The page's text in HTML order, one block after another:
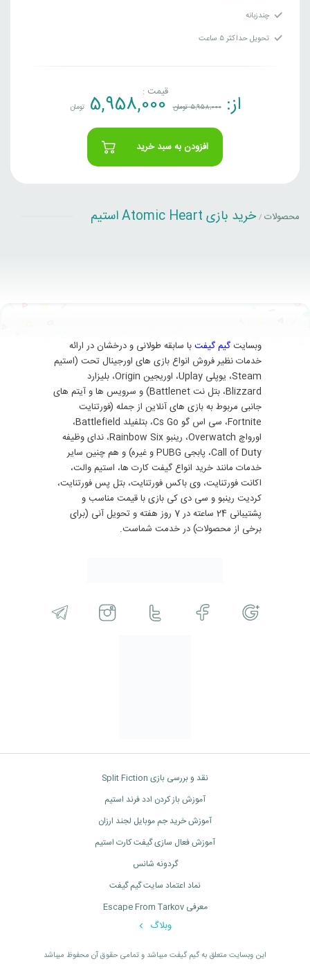
چندزبانه
تحویل حداکثر ۵ ساعت
قیمت : از:5,958,000تومان 5,958,000 تومان
افزودن به سبد خرید
محصولات / خرید بازی Atomic Heart استیم
وبسایت گیم گیفتبا سابقه طولانی و درخشان در ارائه
خدمات نظیر فروش انواع بازی های اورجینال تحت (استیم
Steam، یوپلی Uplay، اوریجین Origin، بلیزارد
Blizzard، بتل نت Battlenet) و سرویس ها و آیتم های
جانبی مربوط به بازی های آنلاین از جمله (فورتنایت
Fortnite، سی اس گو Cs Go، بتلفیلد Battlefield،
اورواچ Overwatch، رینبو Rainbow Six، ندای وظیفه
Call of Duty، پابجی PUBG و غیره) و هم چنین سایر
خدمات مانند خرید انواع گیفت کارت ها، استیم والت،
اکانت فورتنایت، وی باکس فورتنایت، بتل پس فورتنایت،
کردیت رینبو و سی دی کی بازی با قیمت مناسب و
پشتیبانی 24 ساعته در 7 روز هفته و تحویل آنی (برای
برخی از محصولات) در خدمت شماست.
نقد و بررسی بازی Split Fiction
آموزش باز کردن ادد فرند استیم
آموزش خرید جم موبایل لجند ارزان
آموزش فعال سازی گیفت کارت استیم
گردونه شانس
نماد اعتماد سایت گیم گیفت
معرفی Escape From Tarkov
وبلاگ
اين وبسايت متعلق به گیم گیفت ميباشد و تمامی حقوق آن محفوظ ميباشد